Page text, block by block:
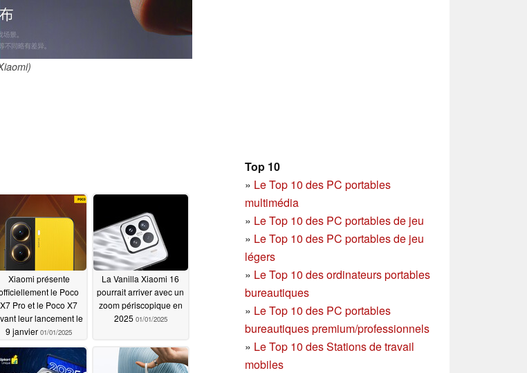
Top 10
» Le Top 10 des PC portables
multimédia
» Le Top 10 des PC portables de jeu
» Le Top 10 des PC portables de jeu
légers
» Le Top 10 des ordinateurs portables
bureautiques
» Le Top 10 des PC portables
bureautiques premium/professionnels
» Le Top 10 des Stations de travail
mobiles
Xiaomi présente
le Poco
X7 Pro et le Poco X7
leur lancement le
9 janvier 01/01/2025
La Vanilla Xiaomi 16
pourrait arriver avec un
zoom périscopique en
2025 01/01/2025